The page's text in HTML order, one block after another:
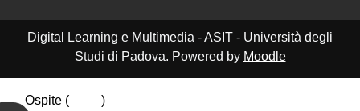
Digital Learning e Multimedia - ASIT - Università degli
Studi di Padova. Powered by Moodle
Ospite (
)